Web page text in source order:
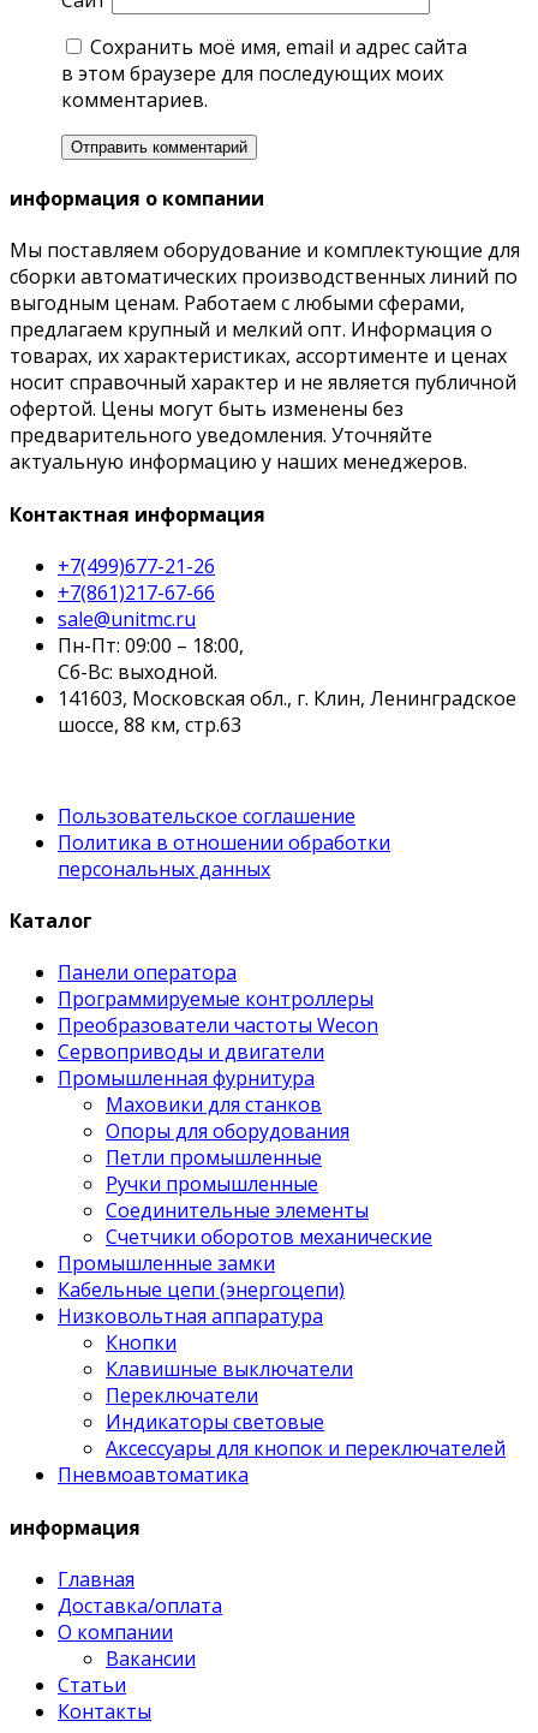
Сохранить моё имя, email и адрес сайта
в этом браузере для последующих моих
комментариев.
информация о компании
Мы поставляем оборудование и комплектующие для
сборки автоматических производственных линий по
выгодным ценам. Работаем с любыми сферами,
предлагаем крупный и мелкий опт. Информация о
товарах, их характеристиках, ассортименте и ценах
носит справочный характер и не является публичной
офертой. Цены могут быть изменены без
предварительного уведомления. Уточняйте
актуальную информацию у наших менеджеров.
Контактная информация
+7(499)677-21-26
+7(861)217-67-66
sale@unitmc.ru
Пн-Пт: 09:00 – 18:00,
Сб-Вс: выходной.
141603, Московская обл., г. Клин, Ленинградское
шоссе, 88 км, стр.63
Пользовательское соглашение
Политика в отношении обработки
персональных данных
Каталог
Панели оператора
Программируемые контроллеры
Преобразователи частоты Wecon
Сервоприводы и двигатели
Промышленная фурнитура
Маховики для станков
Опоры для оборудования
Петли промышленные
Ручки промышленные
Соединительные элементы
Счетчики оборотов механические
Промышленные замки
Кабельные цепи (энергоцепи)
Низковольтная аппаратура
Кнопки
Клавишные выключатели
Переключатели
Индикаторы световые
Аксессуары для кнопок и переключателей
Пневмоавтоматика
информация
Главная
Доставка/оплата
О компании
Вакансии
Статьи
Контакты